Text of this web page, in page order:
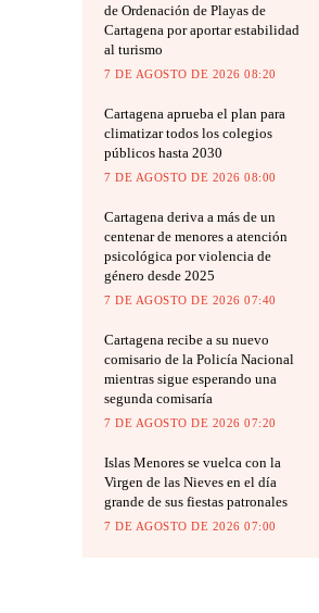
de Ordenación de Playas de
Cartagena por aportar estabilidad
al turismo
7 DE AGOSTO DE 2026 08:20
Cartagena aprueba el plan para
climatizar todos los colegios
públicos hasta 2030
7 DE AGOSTO DE 2026 08:00
Cartagena deriva a más de un
centenar de menores a atención
psicológica por violencia de
género desde 2025
7 DE AGOSTO DE 2026 07:40
Cartagena recibe a su nuevo
comisario de la Policía Nacional
mientras sigue esperando una
segunda comisaría
7 DE AGOSTO DE 2026 07:20
Islas Menores se vuelca con la
Virgen de las Nieves en el día
grande de sus fiestas patronales
7 DE AGOSTO DE 2026 07:00